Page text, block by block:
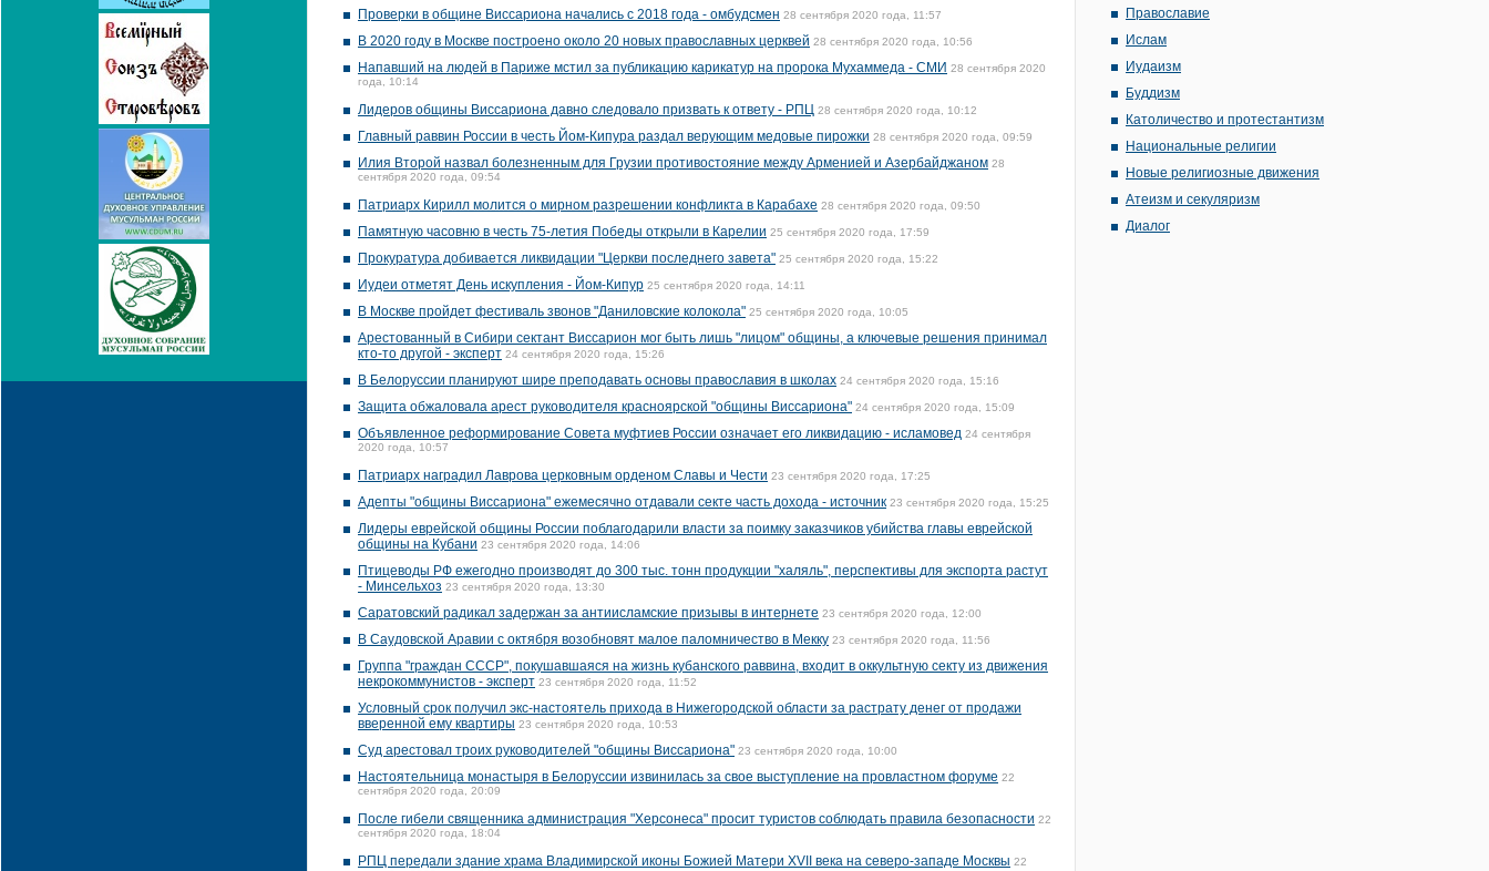
Проверки в общине Виссариона начались с 2018 года - омбудсмен 28 сентября 2020 года, 11:57
В 2020 году в Москве построено около 20 новых православных церквей 28 сентября 2020 года, 10:56
Напавший на людей в Париже мстил за публикацию карикатур на пророка Мухаммеда - СМИ 28 сентября 2020
года, 10:14
Лидеров общины Виссариона давно следовало призвать к ответу - РПЦ 28 сентября 2020 года, 10:12
Главный раввин России в честь Йом-Кипура раздал верующим медовые пирожки 28 сентября 2020 года, 09:59
Илия Второй назвал болезненным для Грузии противостояние между Арменией и Азербайджаном 28
сентября 2020 года, 09:54
Патриарх Кирилл молится о мирном разрешении конфликта в Карабахе 28 сентября 2020 года, 09:50
Памятную часовню в честь 75-летия Победы открыли в Карелии 25 сентября 2020 года, 17:59
Прокуратура добивается ликвидации "Церкви последнего завета" 25 сентября 2020 года, 15:22
Иудеи отметят День искупления - Йом-Кипур 25 сентября 2020 года, 14:11
В Москве пройдет фестиваль звонов "Даниловские колокола" 25 сентября 2020 года, 10:05
Арестованный в Сибири сектант Виссарион мог быть лишь "лицом" общины, а ключевые решения принимал
кто-то другой - эксперт 24 сентября 2020 года, 15:26
В Белоруссии планируют шире преподавать основы православия в школах 24 сентября 2020 года, 15:16
Защита обжаловала арест руководителя красноярской "общины Виссариона" 24 сентября 2020 года, 15:09
Объявленное реформирование Совета муфтиев России означает его ликвидацию - исламовед 24 сентября
2020 года, 10:57
Патриарх наградил Лаврова церковным орденом Славы и Чести 23 сентября 2020 года, 17:25
Адепты "общины Виссариона" ежемесячно отдавали секте часть дохода - источник 23 сентября 2020 года, 15:25
Лидеры еврейской общины России поблагодарили власти за поимку заказчиков убийства главы еврейской
общины на Кубани 23 сентября 2020 года, 14:06
Птицеводы РФ ежегодно производят до 300 тыс. тонн продукции "халяль", перспективы для экспорта растут
- Минсельхоз 23 сентября 2020 года, 13:30
Саратовский радикал задержан за антиисламские призывы в интернете 23 сентября 2020 года, 12:00
В Саудовской Аравии с октября возобновят малое паломничество в Мекку 23 сентября 2020 года, 11:56
Группа "граждан СССР", покушавшаяся на жизнь кубанского раввина, входит в оккультную секту из движения
некрокоммунистов - эксперт 23 сентября 2020 года, 11:52
Условный срок получил экс-настоятель прихода в Нижегородской области за растрату денег от продажи
вверенной ему квартиры 23 сентября 2020 года, 10:53
Суд арестовал троих руководителей "общины Виссариона" 23 сентября 2020 года, 10:00
Настоятельница монастыря в Белоруссии извинилась за свое выступление на провластном форуме 22
сентября 2020 года, 20:09
После гибели священника администрация "Херсонеса" просит туристов соблюдать правила безопасности 22
сентября 2020 года, 18:04
РПЦ передали здание храма Владимирской иконы Божией Матери XVII века на северо-западе Москвы 22
Православие
Ислам
Иудаизм
Буддизм
Католичество и протестантизм
Национальные религии
Новые религиозные движения
Атеизм и секуляризм
Диалог